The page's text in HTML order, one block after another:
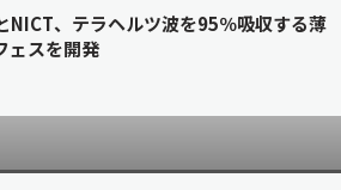
NICT、テラヘルツ波を95％吸収する薄
ェスを開発